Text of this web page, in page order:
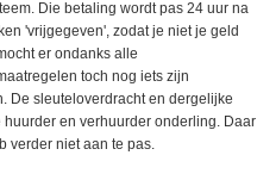
Die betaling wordt pas 24 uur na
'vrijgegeven', zodat je niet je geld
er ondanks alle
toch nog iets zijn
De sleuteloverdracht en dergelijke
huurder en verhuurder onderling. Daar
verder niet aan te pas.